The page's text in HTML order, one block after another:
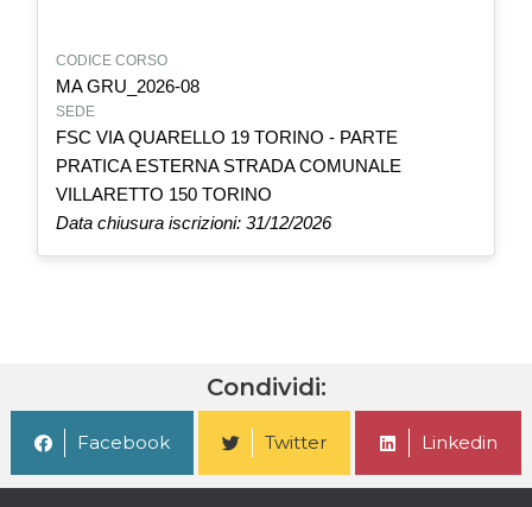
CODICE CORSO
MA GRU_2026-08
SEDE
FSC VIA QUARELLO 19 TORINO - PARTE
PRATICA ESTERNA STRADA COMUNALE
VILLARETTO 150 TORINO
Data chiusura iscrizioni: 31/12/2026
Condividi:
Facebook Twitter Linkedin